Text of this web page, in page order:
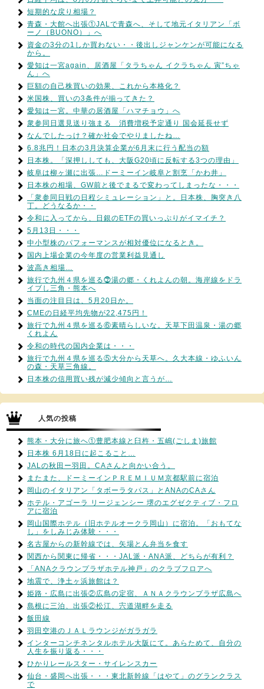
短期的な戻り相場？
青森・大館へ出張①JALで青森へ、そして地元イタリアン「ボ
ーノ（BUONO）」へ
資金の3分の1しか買わない・・後出しジャンケンが可能になる
から。
愛知は一宮again、居酒屋「タラちゃん イクラちゃん 寅”ちゃ
ん」へ
巨額の自己株買いの効果、これから本格化？
米国株、買いの3条件が揃ってきた？
愛知は一宮。中華の居酒屋「ハマチョウ」へ
衆参同日選見送り強まる 消費増税予定通り 国会延長せず
なんでしたっけ？確か社会でやりましたね…
6.8兆円！日本の3月決算企業が6月末に行う配当の額
日本株。「深押ししても、大阪G20頃に反転する3つの理由」
岐阜は柳ヶ瀬に出張…ドーミーイン岐阜と割烹「かわ井」
日本株の相場、GW前と後でまるで変わってしまったな・・・
「衆参同日戦の日程シミュレーション」と。日本株、胸突き八
丁。どうなるか・・
令和に入ってから、日銀のETFの買いっぷりがイマイチ？
5月13日・・・
中小型株のパフォーマンスが相対優位になるとき。
国内上場企業の今年度の営業利益見通し
波高き相場…
旅行で九州４県を巡る⓻湯の郷・くれよんの朝。海岸線をドラ
イブし三角・熊本へ
当面の注目日は、5月20日か。
CMEの日経平均先物が22,475円！
旅行で九州４県を巡る⑥素晴らしいな。天草下田温泉・湯の郷
くれよん
令和の時代の国内企業は・・・
旅行で九州４県を巡る⑤大分から天草へ。久大本線・ゆふいん
の森・天草三角線。
日本株の信用買い残が減少傾向と言うが…
人気の投稿
熊本・大分に旅へ①豊肥本線と臼杵・五嶋(ごしま)旅館
日本株 6月18日に起こること…
JALの秋田ー羽田。CAさんと向かい合う。
またまた、ドーミーインＰＲＥＭＩＵＭ京都駅前に宿泊
岡山のイタリアン「タボーラタパス」とANAのCAさん
ホテル・アゴーラ リージェンシー 堺のエグゼクティブ・フロ
アに宿泊
岡山国際ホテル（旧ホテルオークラ岡山）に宿泊。「おもてな
し」をしみじみ体験・・・
名古屋からの新幹線では、矢場とん弁当を食す
関西から関東に帰省・・・JAL派・ANA派、どちらが有利？
「ANAクラウンプラザホテル神戸」のクラブフロアへ
地震で、浄土ヶ浜旅館は？
姫路・広島に出張②広島の定宿、ＡＮＡクラウンプラザ広島へ
島根に三泊、出張②松江、宍道湖畔を走る
飯田線
羽田空港のＪＡＬラウンジがガラガラ
インターコンチネンタルホテル大阪にて。あらためて、自分の
人生を振り返る・・・
ひかりレールスター・サイレンスカー
仙台・盛岡へ出張・・・東北新幹線「はやて」のグランクラス
で